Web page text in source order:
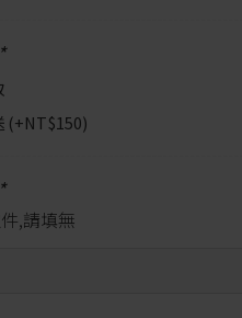
*
(+NT$150)
*
,請填無